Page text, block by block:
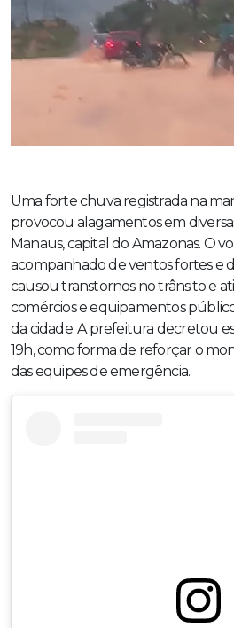
Uma forte chuva registrada na
provocou alagamentos em
Manaus, capital do Amazonas. O
acompanhado de ventos fortes e
causou transtornos no trânsito e
comércios e equipamentos
da cidade. A prefeitura decretou
19h, como forma de reforçar o
das equipes de emergência.